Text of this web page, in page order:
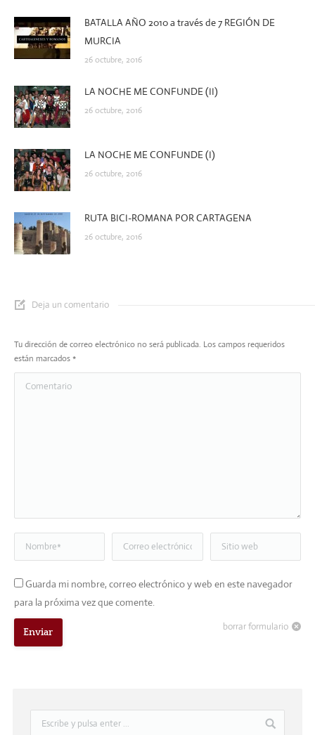
BATALLA AÑO 2010 a través de 7 REGIÓN DE
MURCIA
26 octubre, 2016
LA NOCHE ME CONFUNDE (II)
26 octubre, 2016
LA NOCHE ME CONFUNDE (I)
26 octubre, 2016
RUTA BICI-ROMANA POR CARTAGENA
26 octubre, 2016
Deja un comentario
Tu dirección de correo electrónico no será publicada. Los campos requeridos
están marcados*
Comentario
Nombre * Correo electrónico * Sitio web
Guarda mi nombre, correo electrónico y web en este navegador
para la próxima vez que comente.
borrar formulario
Enviar